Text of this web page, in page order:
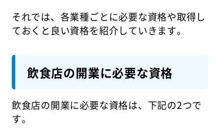
それでは、各業種ごとに必要な資格や取得し
ておくと良い資格を紹介していきます。
飲食店の開業に必要な資格
飲食店の開業に必要な資格は、下記の2つで
す。